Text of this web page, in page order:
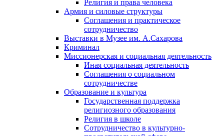
Религия и права человека
Армия и силовые структуры
Соглашения и практическое
сотрудничество
Выставки в Музее им. А.Сахарова
Криминал
Миссионерская и социальная деятельность
Иная социальная деятельность
Соглашения о социальном
сотрудничестве
Образование и культура
Государственная поддержка
религиозного образования
Религия в школе
Сотрудничество в культурно-